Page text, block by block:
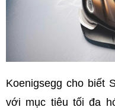
Koenigsegg cho biết
với mục tiêu tối đa